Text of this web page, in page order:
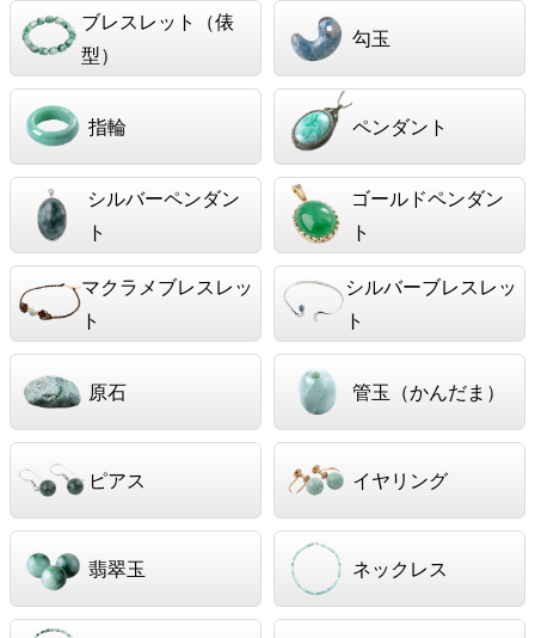
ブレスレット（俵
型）
勾玉
指輪 ペンダント
シルバーペンダン
ト
ゴールドペンダン
ト
マクラメブレスレッ
ト
シルバーブレスレッ
ト
原石 管玉（かんだま）
ピアス イヤリング
翡翠玉 ネックレス